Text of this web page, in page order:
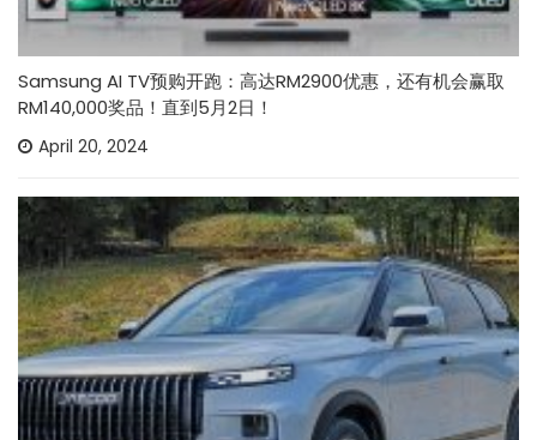
Samsung AI TV预购开跑：高达RM2900优惠，还有机会赢取
RM140,000奖品！直到5月2日！
April 20, 2024